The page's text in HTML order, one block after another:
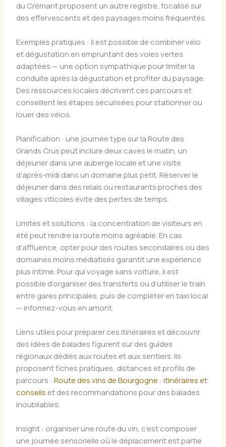
du Crémant proposent un autre registre, focalisé sur
des effervescents et des paysages moins fréquentés.
Exemples pratiques : il est possible de combiner vélo
et dégustation en empruntant des voies vertes
adaptées — une option sympathique pour limiter la
conduite après la dégustation et profiter du paysage.
Des ressources locales décrivent ces parcours et
conseillent les étapes sécurisées pour stationner ou
louer des vélos.
Planification : une journée type sur la Route des
Grands Crus peut inclure deux caves le matin, un
déjeuner dans une auberge locale et une visite
d’après-midi dans un domaine plus petit. Réserver le
déjeuner dans des relais ou restaurants proches des
villages viticoles évite des pertes de temps.
Limites et solutions : la concentration de visiteurs en
été peut rendre la route moins agréable. En cas
d’affluence, opter pour des routes secondaires ou des
domaines moins médiatisés garantit une expérience
plus intime. Pour qui voyage sans voiture, il est
possible d’organiser des transferts ou d’utiliser le train
entre gares principales, puis de compléter en taxi local
— informez-vous en amont.
Liens utiles pour préparer ces itinéraires et découvrir
des idées de balades figurent sur des guides
régionaux dédiés aux routes et aux sentiers. Ils
proposent fiches pratiques, distances et profils de
parcours :Route des vins de Bourgogne : itinéraires et
conseils et des recommandations pour des balades
inoubliables.
Insight : organiser une route du vin, c’est composer
une journée sensorielle où le déplacement est partie